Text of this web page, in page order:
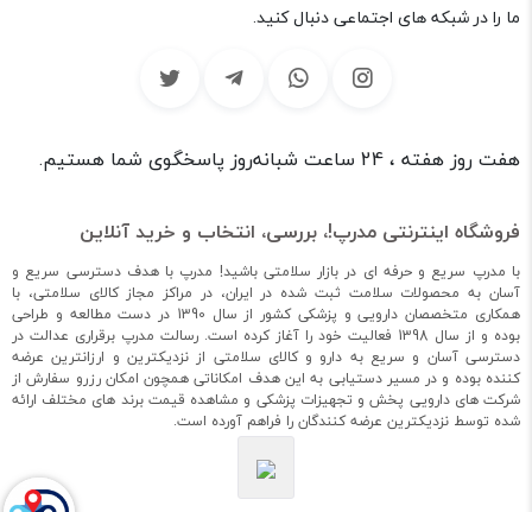
ما را در شبکه های اجتماعی دنبال کنید.
هفت روز هفته ، 24 ساعت شبانه‌روز پاسخگوی شما هستیم.
فروشگاه اینترنتی مدرپ!، بررسی، انتخاب و خرید آنلاین
با مدرپ سریع و حرفه ای در بازار سلامتی باشید! مدرپ با هدف دسترسی سریع و
آسان به محصولات سلامت ثبت شده در ایران، در مراکز مجاز کالای سلامتی، با
همکاری متخصصان دارویی و پزشکی کشور از سال 1390 در دست مطالعه و طراحی
بوده و از سال 1398 فعالیت خود را آغاز کرده است. رسالت مدرپ برقراری عدالت در
دسترسی آسان و سریع به دارو و کالای سلامتی از نزدیکترین و ارزانترین عرضه
کننده بوده و در مسیر دستیابی به این هدف امکاناتی همچون امکان رزرو سفارش از
شرکت های دارویی پخش و تجهیزات پزشکی و مشاهده قیمت برند های مختلف ارائه
شده توسط نزدیکترین عرضه کنندگان را فراهم آورده است.